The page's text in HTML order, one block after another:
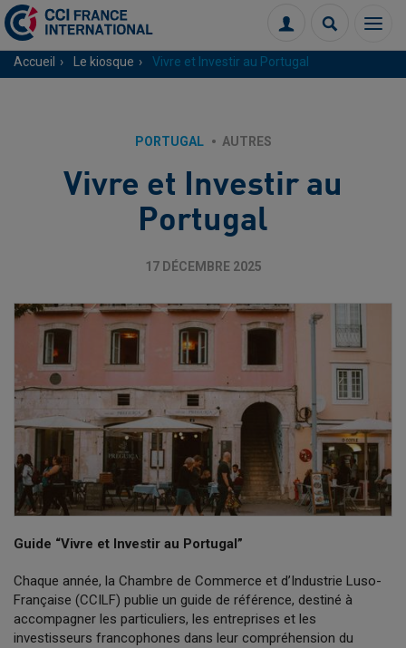
Menu
Connexion
Accueil Le kiosque Vivre et Investir au Portugal
PORTUGAL AUTRES
Vivre et Investir au
Portugal
17 DÉCEMBRE 2025
Guide “Vivre et Investir au Portugal”
Chaque année, la Chambre de Commerce et d’Industrie Luso-
Française (CCILF) publie un guide de référence, destiné à
accompagner les particuliers, les entreprises et les
investisseurs francophones dans leur compréhension du